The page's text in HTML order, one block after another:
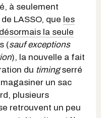
à seulement
LASSO, que les
la seule
(sauf exceptions
), la nouvelle a fait
du timingserré
un sac
plusieurs
retrouvent un peu